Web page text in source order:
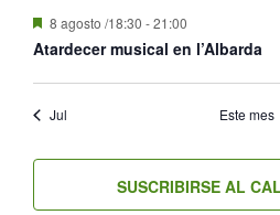
Destacado
8 agosto /18:30 -21:00
Atardecer musical en l’Albarda
Jul Este mes
SUSCRIBIRSE AL